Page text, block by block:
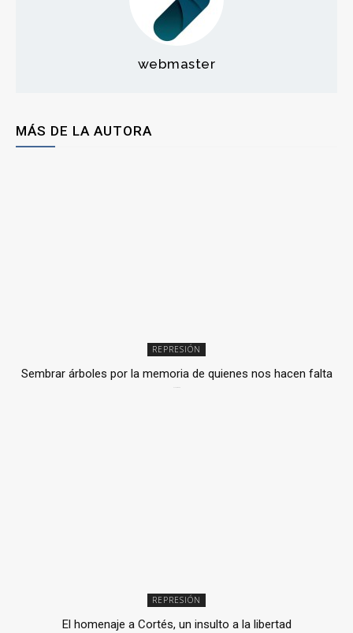
webmaster
MÁS DE LA AUTORA
REPRESIÓN
Sembrar árboles por la memoria de quienes nos hacen falta
REPRESIÓN
El homenaje a Cortés, un insulto a la libertad